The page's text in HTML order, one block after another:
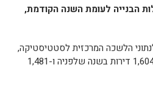
בשנה האחרונה העיר רשמה צניחה של כ- 44% בהתחלות הבנייה לעומת השנה הקודמת,
הלשכה המרכזית לסטטיסטיקה,
של 900 דירות בלבד בעיר, זאת לעומת 1,604 דירות בשנה שלפניה ו-1,481